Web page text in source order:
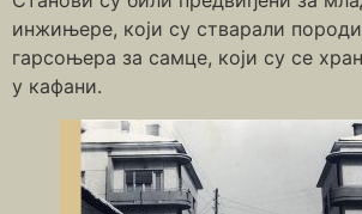
инжињере, који су стварали
гарсоњера за самце, који су се
у кафани.